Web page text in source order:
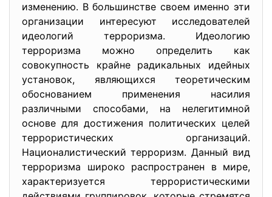
изменению. В большинстве своем именно эти
организации интересуют исследователей
идеологий терроризма. Идеологию
терроризма можно определить как
совокупность крайне радикальных идейных
установок, являющихся теоретическим
обоснованием применения насилия
различными способами, на нелегитимной
основе для достижения политических целей
террористических организаций.
Националистический терроризм. Данный вид
терроризма широко распространен в мире,
характеризуется террористическими